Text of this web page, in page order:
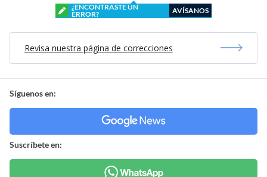
¿ENCONTRASTE UN
ERROR?
AVÍSANOS
Revisa nuestra página de correcciones
Síguenos en:
Suscríbete en: